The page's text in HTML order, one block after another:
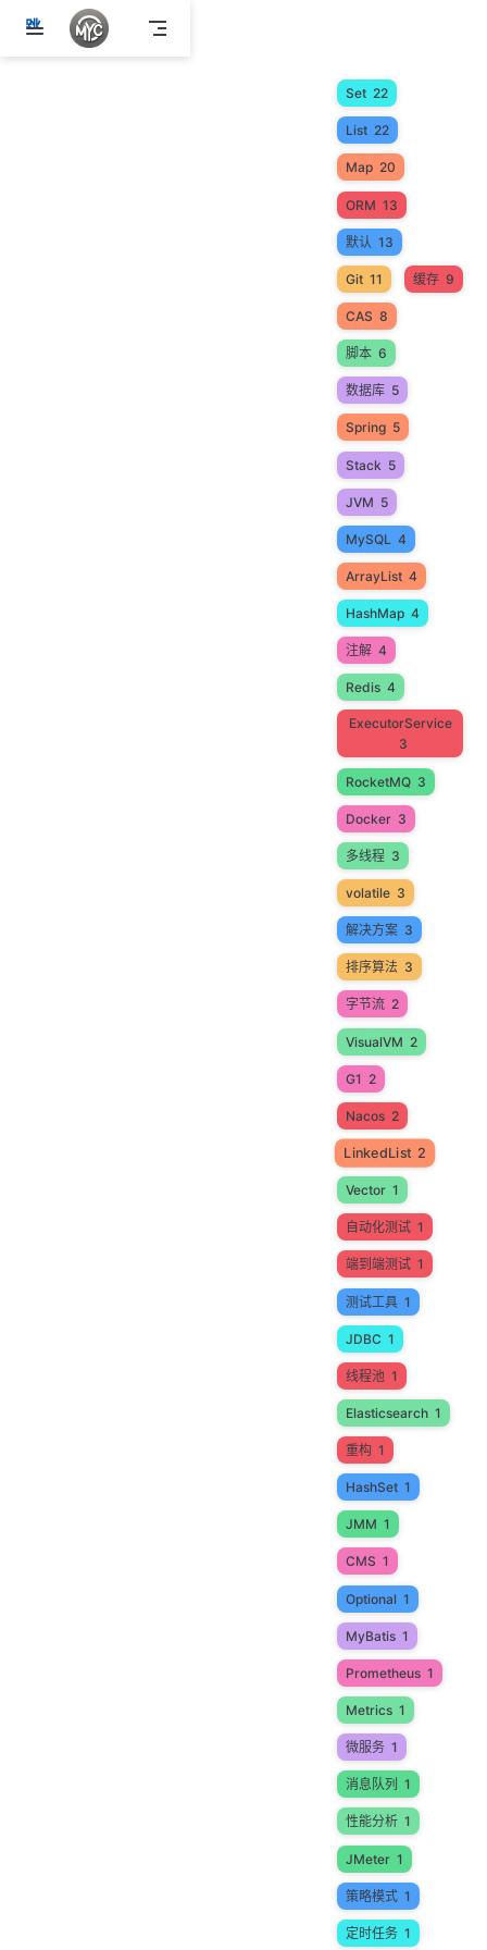
跳
Set 22
List 22
Map 20
ORM 13
默认 13
Git 11 缓存 9
CAS 8
脚本 6
数据库 5
Spring 5
Stack 5
JVM 5
MySQL 4
ArrayList 4
HashMap 4
注解 4
Redis 4
ExecutorService
3
RocketMQ 3
Docker 3
多线程 3
volatile 3
解决方案 3
排序算法 3
字节流 2
VisualVM 2
G1 2
Nacos 2
LinkedList 2
Vector 1
自动化测试 1
端到端测试 1
测试工具 1
JDBC 1
线程池 1
Elasticsearch 1
重构 1
HashSet 1
JMM 1
CMS 1
Optional 1
MyBatis 1
Prometheus 1
Metrics 1
微服务 1
消息队列 1
性能分析 1
JMeter 1
策略模式 1
定时任务 1